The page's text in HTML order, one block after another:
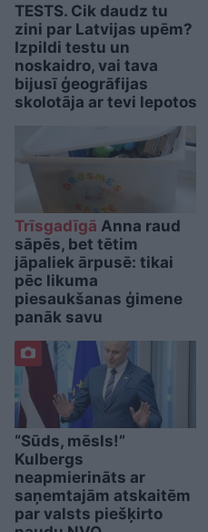
TESTS. Cik daudz tu
zini par Latvijas upēm?
Izpildi testu un
noskaidro, vai tava
bijusī ģeogrāfijas
skolotāja ar tevi lepotos
Trīsgadīgā Anna raud
sāpēs, bet tētim
jāpaliek ārpusē: tikai
pēc likuma
piesaukšanas ģimene
panāk savu
“Sūds, mēsls!”
Kulbergs
neapmierināts ar
saņemtajām atskaitēm
par valsts piešķirto